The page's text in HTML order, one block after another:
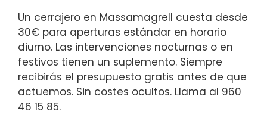
Un cerrajero en Massamagrell cuesta desde
30€ para aperturas estándar en horario
diurno. Las intervenciones nocturnas o en
festivos tienen un suplemento. Siempre
recibirás el presupuesto gratis antes de que
actuemos. Sin costes ocultos. Llama al 960
46 15 85.